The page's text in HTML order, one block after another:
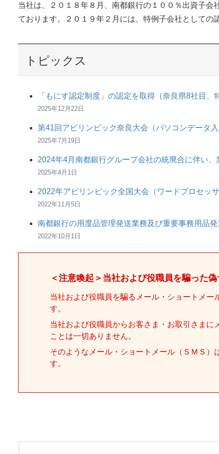
当社は、２０１８年８月、南都銀行の１００％出資子
ております。２０１９年２月には、特例子会社としての
トピックス
「もにす認定制度」の認定を取得（奈良県8社目、
2025年12月22日
第41回アビリンピック奈良大会（パソコンデータ
2025年7月19日
2024年4月南都銀行グループ会社の統廃合に伴い
2025年4月1日
2022年アビリンピック全国大会（ワードプロセッ
2022年11月5日
南都銀行の用度品管理発送業務及び重要事務用品
2022年10月1日
＜注意喚起＞当社および役職員を騙った
当社および役職員を騙るメール・ショートメ
す。
当社および役職員からお客さま・お取引さま
ことは一切ありません。
そのようなメール・ショートメール（ＳＭＳ
す。